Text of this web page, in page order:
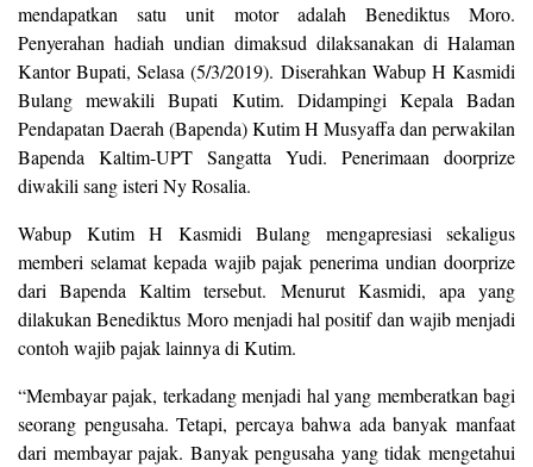
mendapatkan satu unit motor adalah Benediktus Moro.
Penyerahan hadiah undian dimaksud dilaksanakan di Halaman
Kantor Bupati, Selasa (5/3/2019). Diserahkan Wabup H Kasmidi
Bulang mewakili Bupati Kutim. Didampingi Kepala Badan
Pendapatan Daerah (Bapenda) Kutim H Musyaffa dan perwakilan
Bapenda Kaltim-UPT Sangatta Yudi. Penerimaan doorprize
diwakili sang isteri Ny Rosalia.
Wabup Kutim H Kasmidi Bulang mengapresiasi sekaligus
memberi selamat kepada wajib pajak penerima undian doorprize
dari Bapenda Kaltim tersebut. Menurut Kasmidi, apa yang
dilakukan Benediktus Moro menjadi hal positif dan wajib menjadi
contoh wajib pajak lainnya di Kutim.
“Membayar pajak, terkadang menjadi hal yang memberatkan bagi
seorang pengusaha. Tetapi, percaya bahwa ada banyak manfaat
dari membayar pajak. Banyak pengusaha yang tidak mengetahui